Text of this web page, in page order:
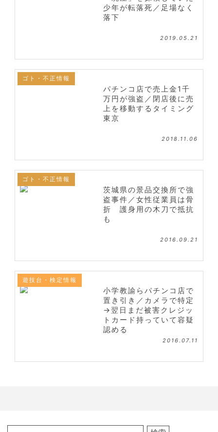
少年が転落死／足場なく
落下
2019.05.21
ゴト・不正情報
パチンコ店で売上金1千
万円が強盗／閉店後に売
上を移動するタイミング
東京
2018.11.06
ゴト・不正情報
茨城県の景品交換所で強
盗事件／女性従業員は骨
折 護身用の木刀で抵抗
も
2016.09.21
遊技台・検定情報
小学教諭らパチンコ店で
置き引き／カメラで特定
→翌日まだ被害クレジッ
トカード持っていて容疑
認める
2016.07.11